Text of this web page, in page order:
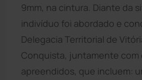
9mm, na cintura. Diante da
indivíduo foi abordado e
Delegacia Territorial de
Conquista, juntamente com
apreendidos, que incluem: